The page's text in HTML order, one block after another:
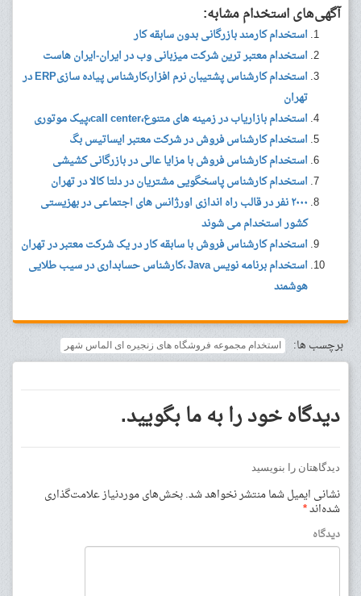
آگهی‌های استخدام مشابه:
استخدام کارمند بازرگانی بدون سابقه کار
استخدام معتبر ترین شرکت میزبانی وب در ایران-ایران هاست
استخدام کارشناس پشتیبان نرم افزار،کارشناس پیاده سازیERP در
تهران
استخدام بازاریاب در زمینه های متنوع،call center،پیک موتوری
استخدام کارشناس فروش در شرکت معتبر ایساتیس بگ
استخدام کارشناس فروش با مزایا عالی در بازرگانی کشیشی
استخدام کارشناس پاسخگویی مشتریان در دلتا کالا در تهران
۲۰۰۰ نفر در قالب راه اندازی اورژانس های اجتماعی در بهزیستی
کشور استخدام می شوند
استخدام کارشناس فروش با سابقه کار در یک شرکت معتبر در تهران
استخدام برنامه نویس Java ،کارشناس حسابداری در سیب طلایی
هوشمند
برچسب ها: استخدام مجموعه فروشگاه های زنجیره ای الماس شهر
دیدگاه خود را به ما بگویید.
دیدگاهتان را بنویسید
نشانی ایمیل شما منتشر نخواهد شد.بخش‌های موردنیاز علامت‌گذاری
شده‌اند*
دیدگاه